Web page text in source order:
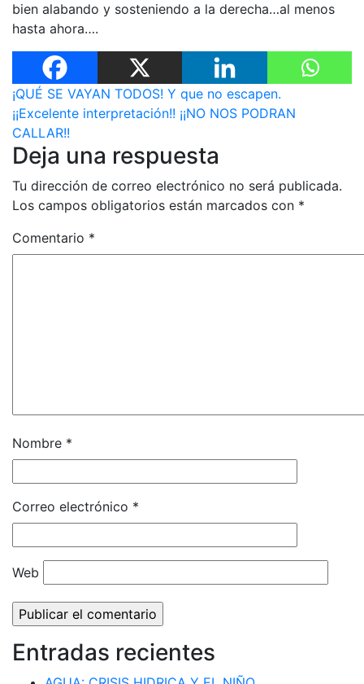
bien alabando y sosteniendo a la derecha…al menos
hasta ahora….
Navegación
de
entradas
¡QUÉ SE VAYAN TODOS! Y que no escapen.
¡¡Excelente interpretación!! ¡¡NO NOS PODRAN
CALLAR!!
Deja una respuesta
Tu dirección de correo electrónico no será publicada.
Los campos obligatorios están marcados con *
Comentario *
Nombre *
Correo electrónico *
Web
Entradas recientes